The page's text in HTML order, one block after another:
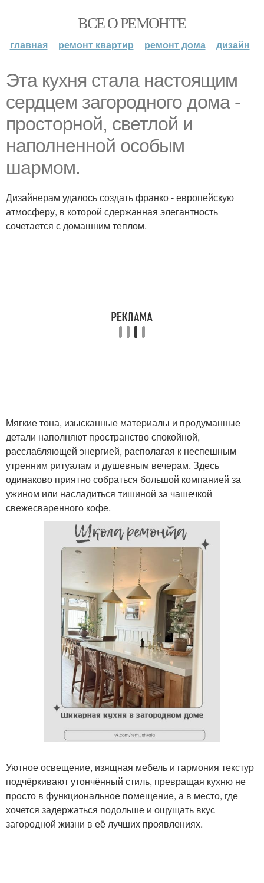
ВСЕ О РЕМОНТЕ
главная ремонт квартир ремонт дома дизайн
Эта кухня стала настоящим
сердцем загородного дома -
просторной, светлой и
наполненной особым
шармом.
Дизайнерам удалось создать франко - европейскую
атмосферу, в которой сдержанная элегантность
сочетается с домашним теплом.
Мягкие тона, изысканные материалы и продуманные
детали наполняют пространство спокойной,
расслабляющей энергией, располагая к неспешным
утренним ритуалам и душевным вечерам. Здесь
одинаково приятно собраться большой компанией за
ужином или насладиться тишиной за чашечкой
свежесваренного кофе.
Уютное освещение, изящная мебель и гармония текстур
подчёркивают утончённый стиль, превращая кухню не
просто в функциональное помещение, а в место, где
хочется задержаться подольше и ощущать вкус
загородной жизни в её лучших проявлениях.